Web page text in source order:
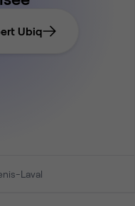
Ubiq
Laval